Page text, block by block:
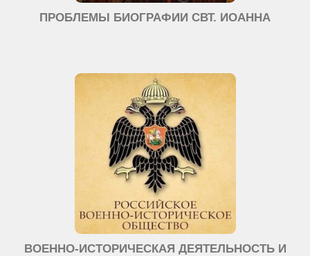
ПРОБЛЕМЫ БИОГРАФИИ СВТ. ИОАННА
ВОЕННО-ИСТОРИЧЕСКАЯ ДЕЯТЕЛЬНОСТЬ И